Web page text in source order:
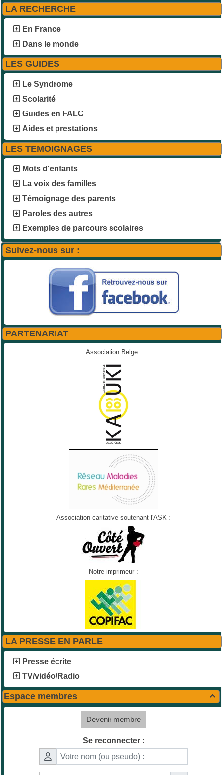
LA RECHERCHE
En France
Dans le monde
LES GUIDES
Le Syndrome
Scolarité
Guides en FALC
Aides et prestations
LES TEMOIGNAGES
Mots d'enfants
La voix des familles
Témoignage des parents
Paroles des autres
Exemples de parcours scolaires
Suivez-nous sur :
PARTENARIAT
Association Belge :
Association caritative soutenant l'ASK :
Notre imprimeur :
LA PRESSE EN PARLE
Presse écrite
TV/vidéo/Radio

Espace membres
Devenir membre
Se reconnecter :